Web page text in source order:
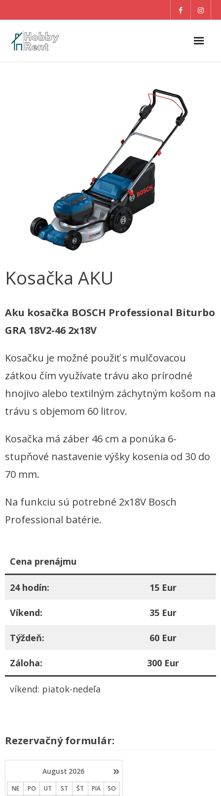
Kosačka AKU
Aku kosačka BOSCH Professional Biturbo
GRA 18V2-46 2x18V
Kosačku je možné použiť s mulčovacou
zátkou čím využívate trávu ako prírodné
hnojivo alebo textilným záchytným košom na
trávu s objemom 60 litrov.
Kosačka má záber 46 cm a ponúka 6-
stupňové nastavenie výšky kosenia od 30 do
70 mm.
Na funkciu sú potrebné 2x18V Bosch
Professional batérie.
Cena prenájmu
24 hodín: 15 Eur
Víkend: 35 Eur
Týždeň: 60 Eur
Záloha: 300 Eur
víkend: piatok-nedeľa
Rezervačný formulár:
»
August 2026
NE PO UT ST ŠT PIA
SO